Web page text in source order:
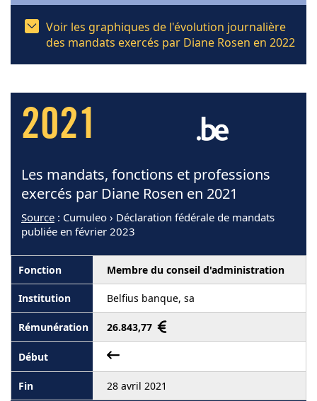
Voir les graphiques de l'évolution journalière
des mandats exercés par Diane Rosen en 2022
2021
Les mandats, fonctions et professions
exercés par Diane Rosen en 2021
Source : Cumuleo › Déclaration fédérale de mandats
publiée en février 2023
Membre du conseil d'administration
Belfius banque, sa
26.843,77
28 avril 2021